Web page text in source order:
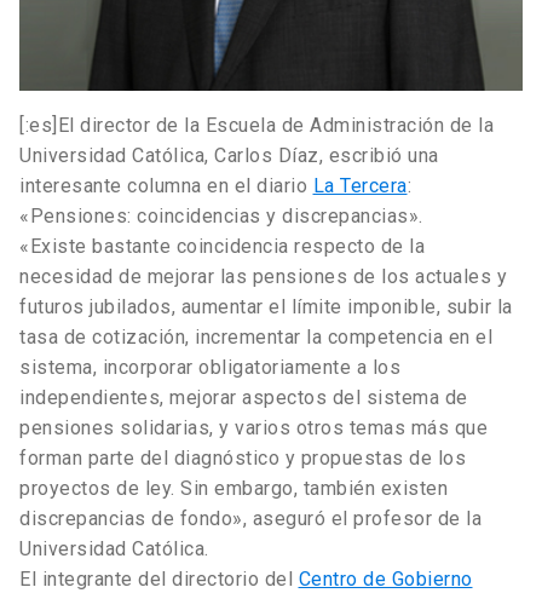
[:es]El director de la Escuela de Administración de la
Universidad Católica, Carlos Díaz, escribió una
interesante columna en el diario La Tercera:
«Pensiones: coincidencias y discrepancias».
«Existe bastante coincidencia respecto de la
necesidad de mejorar las pensiones de los actuales y
futuros jubilados, aumentar el límite imponible, subir la
tasa de cotización, incrementar la competencia en el
sistema, incorporar obligatoriamente a los
independientes, mejorar aspectos del sistema de
pensiones solidarias, y varios otros temas más que
forman parte del diagnóstico y propuestas de los
proyectos de ley. Sin embargo, también existen
discrepancias de fondo», aseguró el profesor de la
Universidad Católica.
El integrante del directorio del Centro de Gobierno